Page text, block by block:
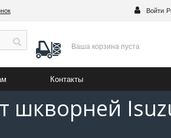
Войти
Ваша корзина пуста
Контакты
шкворней